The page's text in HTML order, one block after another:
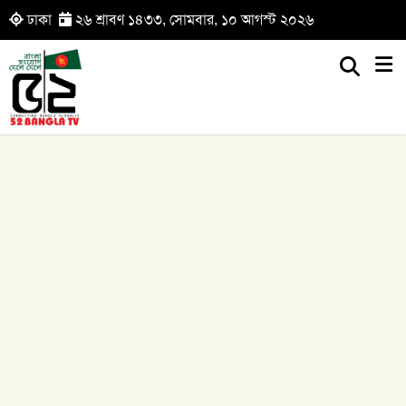
ঢাকা ২৬ শ্রাবণ ১৪৩৩, সোমবার, ১০ আগস্ট ২০২৬